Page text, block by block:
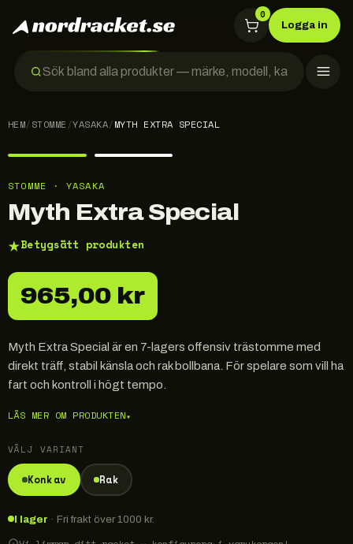
0
Logga in
HEM/STOMME /YASAKA/MYTH EXTRA SPECIAL
STOMME · YASAKA
Myth Extra Special
★Betygsätt produkten
965,00 kr
Myth Extra Special är en 7-lagers offensiv trästomme med
direkt träff, stabil känsla och rak bollbana. För spelare som vill ha
fart och kontroll i högt tempo.
LÄS MER OM PRODUKTEN▾
VÄLJ VARIANT
Konkav Rak
I lager · Fri frakt över 1000 kr.